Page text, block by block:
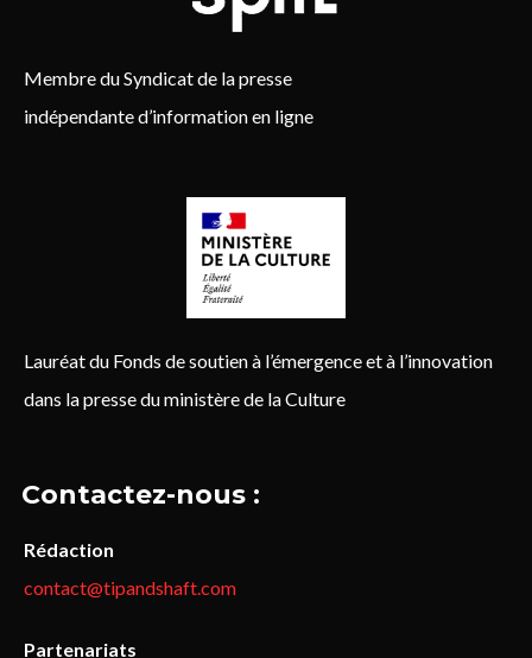
Membre du Syndicat de la presse
indépendante d’information en ligne
Lauréat du Fonds de soutien à l’émergence et à l’innovation
dans la presse du ministère de la Culture
Contactez-nous :
Rédaction
contact@tipandshaft.com
Partenariats